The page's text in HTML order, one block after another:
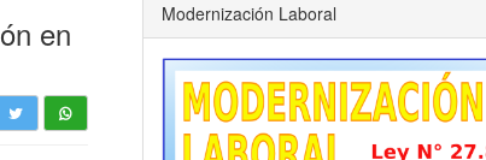
en Modernización Laboral